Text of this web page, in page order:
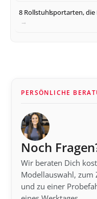
8 Rollstuhlsportarten,
PERSÖNLICHE
Noch
Wir beraten Dich
Modellauswahl, zum
und zu einer